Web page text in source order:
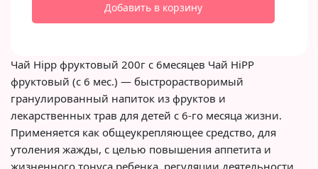
Добавить в корзину
Чай Hipp фруктовый 200г с 6месяцев Чай HiPP
фруктовый (с 6 мес.) — быстрорастворимый
гранулированный напиток из фруктов и
лекарственных трав для детей с 6-го месяца жизни.
Применяется как общеукрепляющее средство, для
утоления жажды, с целью повышения аппетита и
жизненного тонуса ребенка, регуляции деятельности